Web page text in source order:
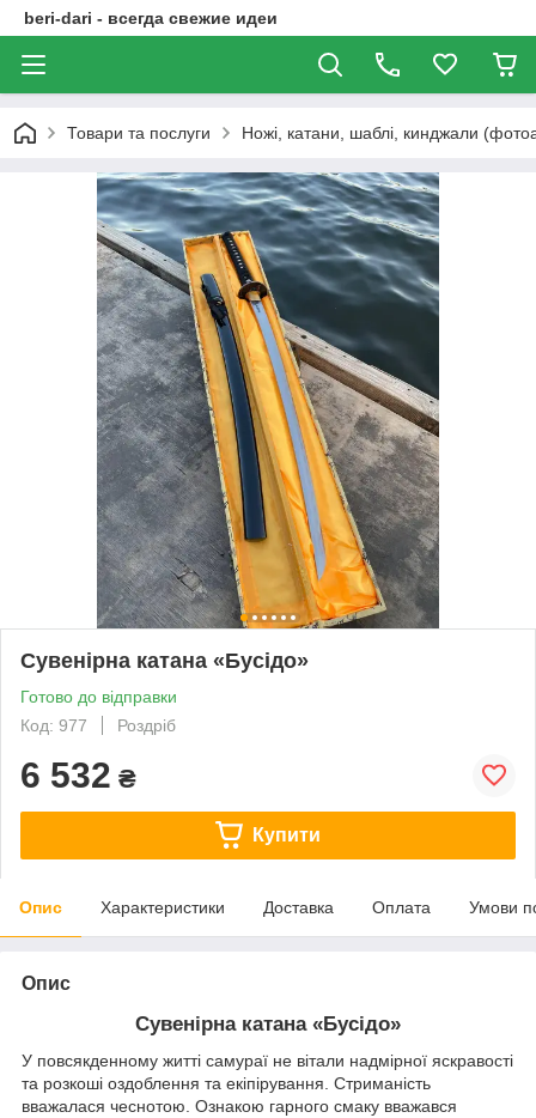
beri-dari - всегда свежие идеи
Товари та послуги Ножі, катани, шаблі, кинджали
Сувенірна катана «Бусідо»
Готово до відправки
Код: 977
Роздріб
6 532 ₴
Купити
Опис Характеристики Доставка Оплата Умови
Опис
Сувенірна катана «Бусідо»
У повсякденному житті самураї не вітали надмірної яскравості
та розкоші оздоблення та екіпірування. Стриманість
вважалася чеснотою. Ознакою гарного смаку вважався